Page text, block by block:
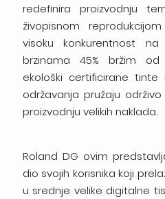
redefinira proizvodnju
živopisnom
visoku konkurentnost
brzinama 45% bržim od
ekološki certificirane
održavanja pružaju
proizvodnju velikih naklada.
Roland DG ovim
dio svojih korisnika koji
u srednje velike digitalne